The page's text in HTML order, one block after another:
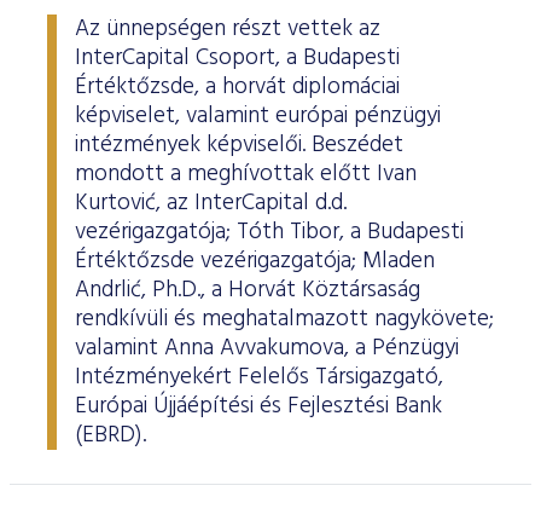
Az ünnepségen részt vettek az
InterCapital Csoport, a Budapesti
Értéktőzsde, a horvát diplomáciai
képviselet, valamint európai pénzügyi
intézmények képviselői. Beszédet
mondott a meghívottak előtt Ivan
Kurtović, az InterCapital d.d.
vezérigazgatója; Tóth Tibor, a Budapesti
Értéktőzsde vezérigazgatója; Mladen
Andrlić, Ph.D., a Horvát Köztársaság
rendkívüli és meghatalmazott nagykövete;
valamint Anna Avvakumova, a Pénzügyi
Intézményekért Felelős Társigazgató,
Európai Újjáépítési és Fejlesztési Bank
(EBRD).